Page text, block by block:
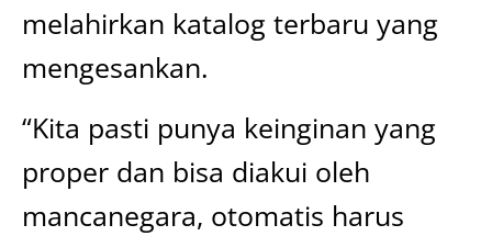
melahirkan katalog terbaru yang
mengesankan.
“Kita pasti punya keinginan yang
proper dan bisa diakui oleh
mancanegara, otomatis harus